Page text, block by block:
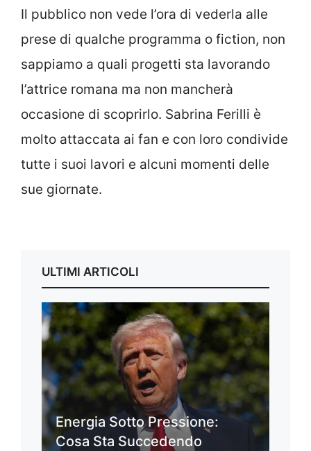
Il pubblico non vede l’ora di vederla alle
prese di qualche programma o fiction, non
sappiamo a quali progetti sta lavorando
l’attrice romana ma non mancherà
occasione di scoprirlo. Sabrina Ferilli è
molto attaccata ai fan e con loro condivide
tutte i suoi lavori e alcuni momenti delle
sue giornate.
ULTIMI ARTICOLI
Energia Sotto Pressione:
Cosa Sta Succedendo